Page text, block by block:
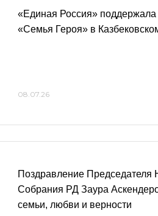
«Единая Россия»
«Семья Героя» в
08.07.26
Поздравление Председателя
Собрания РД Заура
семьи, любви и верности